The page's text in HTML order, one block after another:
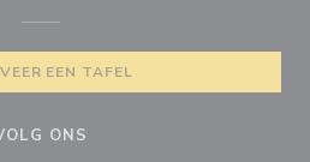
EEN TAFEL
ONS